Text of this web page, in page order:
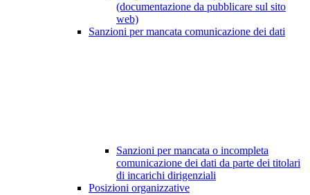
(documentazione da pubblicare sul sito
web)
Sanzioni per mancata comunicazione dei dati
Sanzioni per mancata o incompleta
comunicazione dei dati da parte dei titolari
di incarichi dirigenziali
Posizioni organizzative